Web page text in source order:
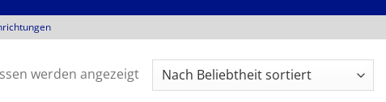
werden angezeigtNach
Beliebtheit